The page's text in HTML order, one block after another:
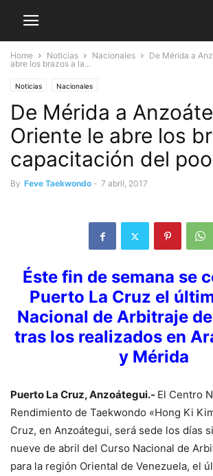
Home Noticias Nacionales
De Mérida a
abre los brazos a la...
Noticias Nacionales
De Mérida a
Oriente le abre los
capacitación del
By Feve Taekwondo - 7 abril, 2017
Éste fin de semana se
Puerto La Cruz el
Nacional de Arbitraje
tras los realizados en
y Mérida
Puerto La Cruz, Anzoátegui.- El Centro
Rendimiento de Taekwondo «Hong Ki
Cruz, en Anzoátegui, será sede los días
nueve de abril del Curso Nacional de
para la región Oriental de Venezuela, el